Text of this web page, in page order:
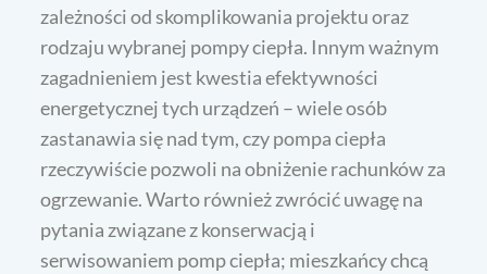
zależności od skomplikowania projektu oraz
rodzaju wybranej pompy ciepła. Innym ważnym
zagadnieniem jest kwestia efektywności
energetycznej tych urządzeń – wiele osób
zastanawia się nad tym, czy pompa ciepła
rzeczywiście pozwoli na obniżenie rachunków za
ogrzewanie. Warto również zwrócić uwagę na
pytania związane z konserwacją i
serwisowaniem pomp ciepła; mieszkańcy chcą